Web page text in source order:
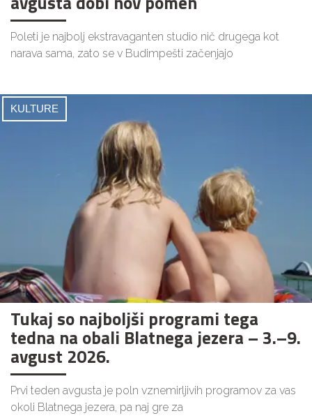
Poleti je najbolj ekstravaganten studio nič drugega kot
narava sama, zato se v Budimpešti začenjajo
KULTURE
Tukaj so najboljši programi tega
tedna na obali Blatnega jezera – 3.–9.
avgust 2026.
Prvi teden avgusta je poln vznemirljivih programov za vas
okoli Blatnega jezera, pa naj gre za